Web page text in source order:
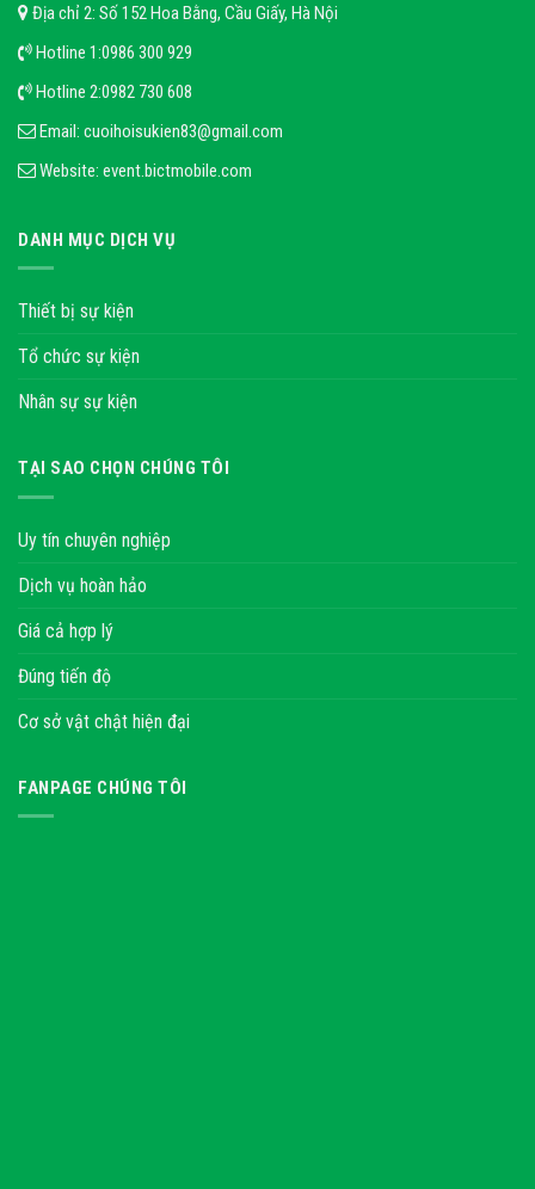
Địa chỉ 2: Số 152 Hoa Bằng, Cầu Giấy, Hà Nội
Hotline 1:0986 300 929
Hotline 2:0982 730 608
Email: cuoihoisukien83@gmail.com
Website: event.bictmobile.com
DANH MỤC DỊCH VỤ
Thiết bị sự kiện
Tổ chức sự kiện
Nhân sự sự kiện
TẠI SAO CHỌN CHÚNG TÔI
Uy tín chuyên nghiệp
Dịch vụ hoàn hảo
Giá cả hợp lý
Đúng tiến độ
Cơ sở vật chật hiện đại
FANPAGE CHÚNG TÔI